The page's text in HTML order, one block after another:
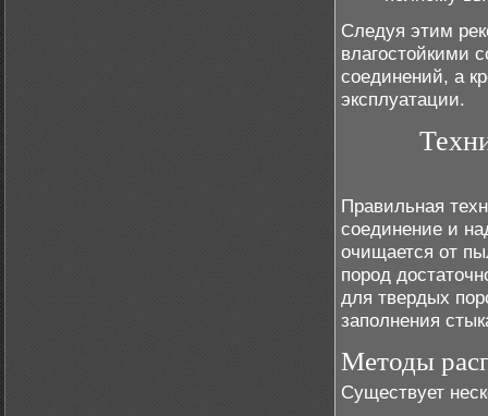
Следуя этим
влагостойкими
соединений, а
эксплуатации.
Правильная
соединение и
очищается от
пород
для твердых
заполнения
Методы
Существует